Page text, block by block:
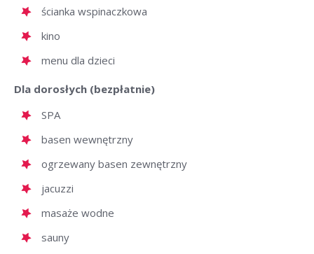
ścianka wspinaczkowa
kino
menu dla dzieci
Dla dorosłych (bezpłatnie)
SPA
basen wewnętrzny
ogrzewany basen zewnętrzny
jacuzzi
masaże wodne
sauny